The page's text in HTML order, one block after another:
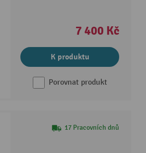
7 400 Kč
K produktu
Porovnat produkt
17 Pracovních dnů